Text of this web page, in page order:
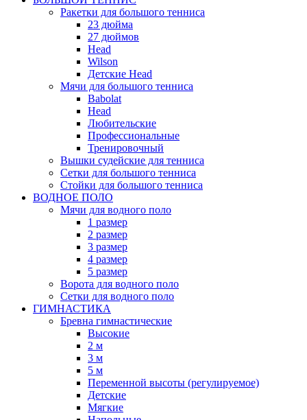
Ракетки для большого тенниса
23 дюйма
27 дюймов
Head
Wilson
Детские Head
Мячи для большого тенниса
Babolat
Head
Любительские
Профессиональные
Тренировочный
Вышки судейские для тенниса
Сетки для большого тенниса
Стойки для большого тенниса
ВОДНОЕ ПОЛО
Мячи для водного поло
1 размер
2 размер
3 размер
4 размер
5 размер
Ворота для водного поло
Сетки для водного поло
ГИМНАСТИКА
Бревна гимнастические
Высокие
2 м
3 м
5 м
Переменной высоты (регулируемое)
Детские
Мягкие